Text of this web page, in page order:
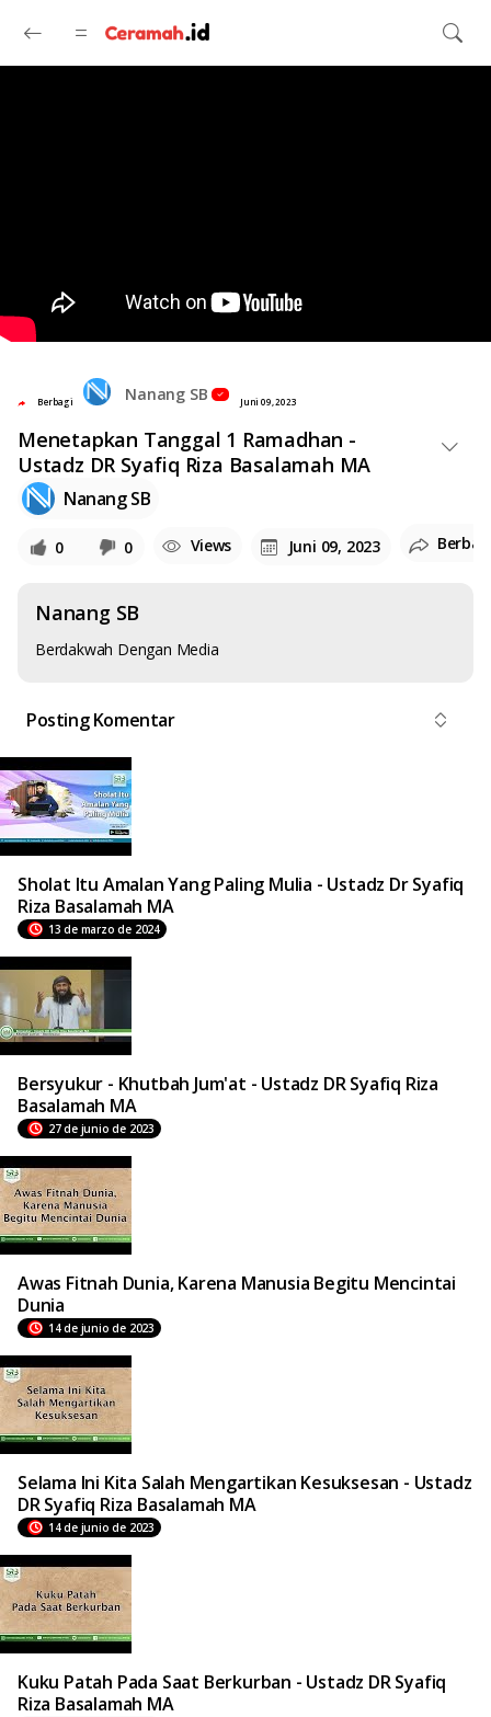
Langsung ke konten utama
Berbagi Nanang SB Juni 09, 2023
Menetapkan Tanggal 1 Ramadhan -
Ustadz DR Syafiq Riza Basalamah MA
Nanang SB
0 0 Views Juni 09, 2023
Nanang SB
Berdakwah Dengan Media
Posting Komentar
Sholat Itu Amalan Yang Paling Mulia - Ustadz Dr Syafiq
Riza Basalamah MA
13 de marzo de 2024
Bersyukur - Khutbah Jum'at - Ustadz DR Syafiq Riza
Basalamah MA
27 de junio de 2023
Awas Fitnah Dunia, Karena Manusia Begitu Mencintai
Dunia
14 de junio de 2023
Selama Ini Kita Salah Mengartikan Kesuksesan - Ustadz
DR Syafiq Riza Basalamah MA
14 de junio de 2023
Kuku Patah Pada Saat Berkurban - Ustadz DR Syafiq
Riza Basalamah MA